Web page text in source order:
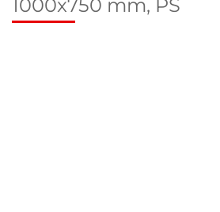
1000x750 mm, PS